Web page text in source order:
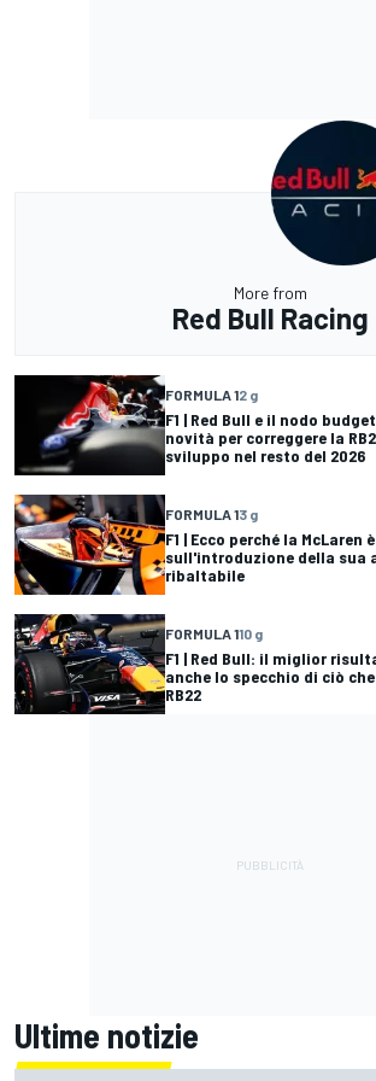
More from
Red Bull Racing
FORMULA 12 g
F1 | Red Bull e il nodo
novità per correggere la
sviluppo nel resto del 2026
FORMULA 13 g
F1 | Ecco perché la
sull'introduzione della sua
ribaltabile
FORMULA 110 g
F1 | Red Bull: il miglior
anche lo specchio di ciò
RB22
Ultime notizie